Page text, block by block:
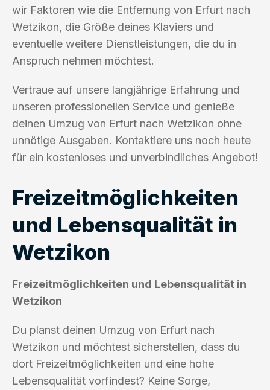
wir Faktoren wie die Entfernung von Erfurt nach
Wetzikon, die Größe deines Klaviers und
eventuelle weitere Dienstleistungen, die du in
Anspruch nehmen möchtest.
Vertraue auf unsere langjährige Erfahrung und
unseren professionellen Service und genieße
deinen Umzug von Erfurt nach Wetzikon ohne
unnötige Ausgaben. Kontaktiere uns noch heute
für ein kostenloses und unverbindliches Angebot!
Freizeitmöglichkeiten
und Lebensqualität in
Wetzikon
Freizeitmöglichkeiten und Lebensqualität in
Wetzikon
Du planst deinen Umzug von Erfurt nach
Wetzikon und möchtest sicherstellen, dass du
dort Freizeitmöglichkeiten und eine hohe
Lebensqualität vorfindest? Keine Sorge,